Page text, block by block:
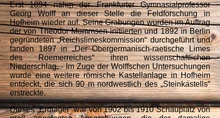
Erst 1894 nahm der Frankfurter Gymnasialprofessor
Georg Wolff an dieser Stelle die Feldforschung in
Hofheim wieder auf. Seine Grabungen wurden im Auftrag
der von Theodor Mommsen initiierten und 1892 in Berlin
gegründeten „Reichslimeskommission“ durchgeführt und
fanden 1897 in „Der Obergermanisch-raetische Limes
des Roemerreiches“ ihren wissenschaftlichen
Niederschlag. - Im Zuge der Wolffschen Untersuchungen
wurde eine weitere römische Kastellanlage in Hofheim
entdeckt, die sich 90 m nordwestlich des „Steinkastells“
erstreckte.
Dieses „Erdlager“ war von 1902 bis 1910 Schauplatz von